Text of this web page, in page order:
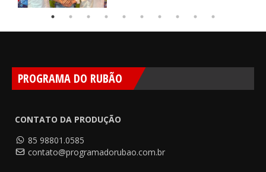
PROGRAMA DO RUBÃO
CONTATO DA PRODUÇÃO
85 98801.0585
contato@programadorubao.com.br